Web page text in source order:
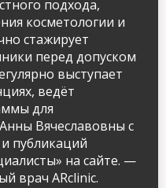
подхода,
косметологии и
стажирует
перед допуском
выступает
ведёт
для
Вячеславовны с
публикаций
на сайте. —
врач ARclinic.